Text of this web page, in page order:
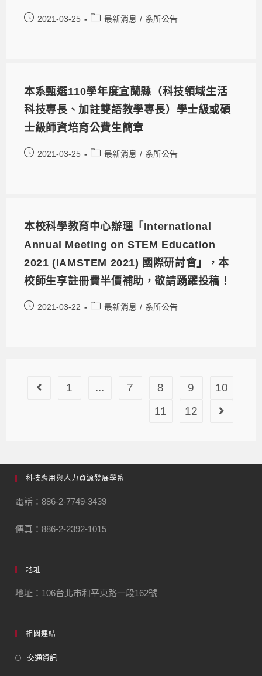
2021-03-25 最新消息 / 系所公告
本系甄選110學年度宜蘭縣（科技領域生活
科技專長、加註雙語教學專長）學士級或碩
士級師資培育公費生簡章
2021-03-25 最新消息 / 系所公告
本校科學教育中心辦理「International
Annual Meeting on STEM Education
2021 (IAMSTEM 2021) 國際研討會」，本
校師生享註冊費半價補助，敬請踴躍投稿！
2021-03-22 最新消息 / 系所公告
1 ... 7 8 9
10
11
12
科技應用與人力資源發展學系
電話：886-2-7749-3439
傳真：886-2-2392-1015
地址
地址：106台北市和平東路一段162號
相關連結
交通資訊